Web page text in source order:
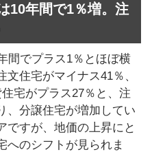
10年間で1％増。注
間でプラス1％とほぼ横
住宅がマイナス41％、
宅がプラス27％と、注
、分譲住宅が増加してい
ですが、地価の上昇にと
へのシフトが見られま